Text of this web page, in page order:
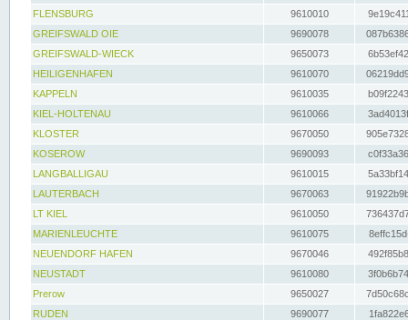
FLENSBURG
9610010
GREIFSWALD OIE
9690078
GREIFSWALD-WIECK
9650073
HEILIGENHAFEN
9610070
KAPPELN
9610035
KIEL-HOLTENAU
9610066
KLOSTER
9670050
KOSEROW
9690093
LANGBALLIGAU
9610015
LAUTERBACH
9670063
LT KIEL
9610050
MARIENLEUCHTE
9610075
NEUENDORF HAFEN
9670046
NEUSTADT
9610080
Prerow
9650027
RUDEN
9690077